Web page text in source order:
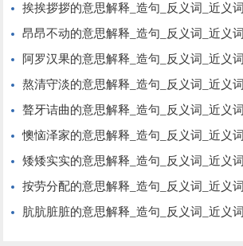
挨挨拶拶的意思解释_造句_反义词_近义
昂昂不动的意思解释_造句_反义词_近义
阿罗汉果的意思解释_造句_反义词_近义
熬清守淡的意思解释_造句_反义词_近义
聱牙诘曲的意思解释_造句_反义词_近义
懊恼泽家的意思解释_造句_反义词_近义
矮矮实实的意思解释_造句_反义词_近义
按劳分配的意思解释_造句_反义词_近义
肮肮脏脏的意思解释_造句_反义词_近义